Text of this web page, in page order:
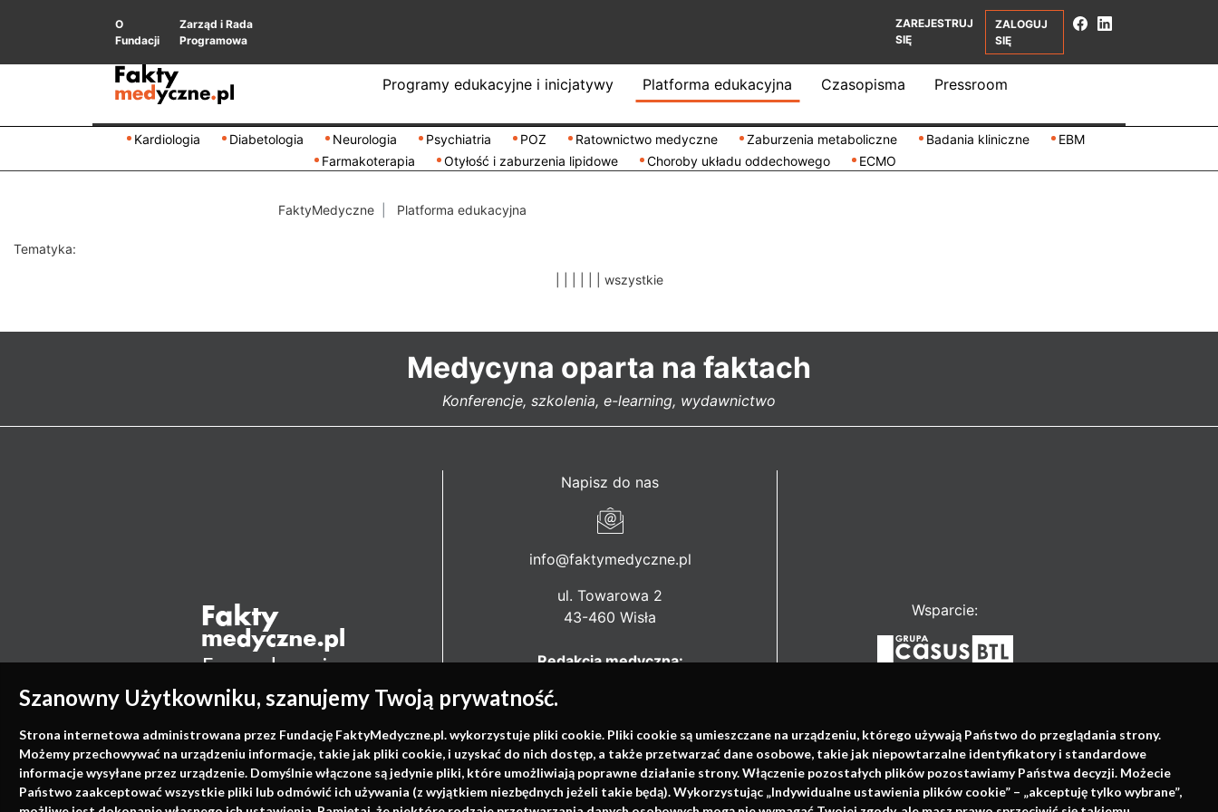
Szanowny Użytkowniku, szanujemy Twoją prywatność.
Strona internetowa administrowana przez Fundację FaktyMedyczne.pl. wykorzystuje pliki cookie. Pliki cookie są umieszczane na urządzeniu, którego używają Państwo do przeglądania strony.
Możemy przechowywać na urządzeniu informacje, takie jak pliki cookie, i uzyskać do nich dostęp, a także przetwarzać dane osobowe, takie jak niepowtarzalne identyfikatory i standardowe
informacje wysyłane przez urządzenie. Domyślnie włączone są jedynie pliki, które umożliwiają poprawne działanie strony. Włączenie pozostałych plików pozostawiamy Państwa decyzji. Możecie
Państwo zaakceptować wszystkie pliki lub odmówić ich używania (z wyjątkiem niezbędnych jeżeli takie będą). Wykorzystując „Indywidualne ustawienia plików cookie” – „akceptuję tylko wybrane”,
O
Fundacji
Zarząd i Rada
Programowa
ZAREJESTRUJ
SIĘ
ZALOGUJ
SIĘ
Programy edukacyjne i inicjatywy Platforma edukacyjna Czasopisma Pressroom
Kardiologia Diabetologia Neurologia Psychiatria POZ Ratownictwo medyczne Zaburzenia metaboliczne Badania kliniczne
EBM
Farmakoterapia
Otyłość i zaburzenia lipidowe Choroby układu oddechowego ECMO
FaktyMedyczne Platforma edukacyjna
Tematyka:
wszystkie
Medycyna oparta na faktach
Konferencje, szkolenia, e-learning, wydawnictwo
Napisz do nas
info@faktymedyczne.pl
ul. Towarowa 2
43-460 Wisła
Redakcja medyczna:
Biuro Zarządu Fundacji:
ul. Rodawska 26
61-312 Poznań
Wsparcie: